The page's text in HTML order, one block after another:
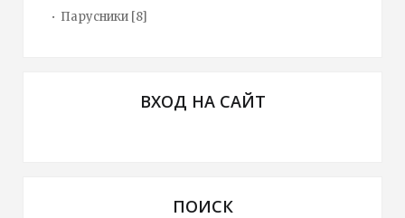
Парусники [8]
ВХОД НА САЙТ
ПОИСК